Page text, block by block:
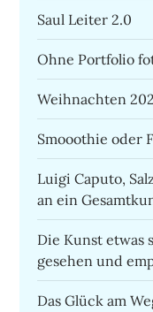
Saul Leiter 2.0
Ohne Portfolio
Weihnachten
Smooothie oder
Luigi Caputo,
an ein
Die Kunst etwas
gesehen und
Das Glück am